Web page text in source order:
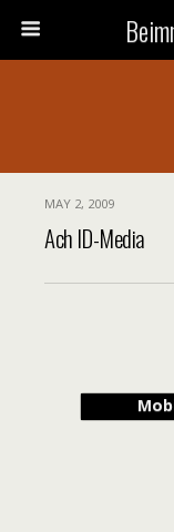
MAY 2, 2009
Ach ID-Media